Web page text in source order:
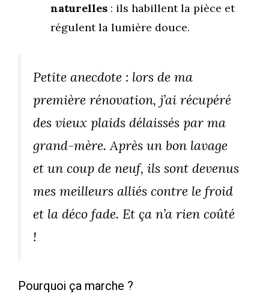
naturelles : ils habillent la pièce et
régulent la lumière douce.
Petite anecdote : lors de ma
première rénovation, j’ai récupéré
des vieux plaids délaissés par ma
grand-mère. Après un bon lavage
et un coup de neuf, ils sont devenus
mes meilleurs alliés contre le froid
et la déco fade. Et ça n’a rien coûté
!
Pourquoi ça marche ?